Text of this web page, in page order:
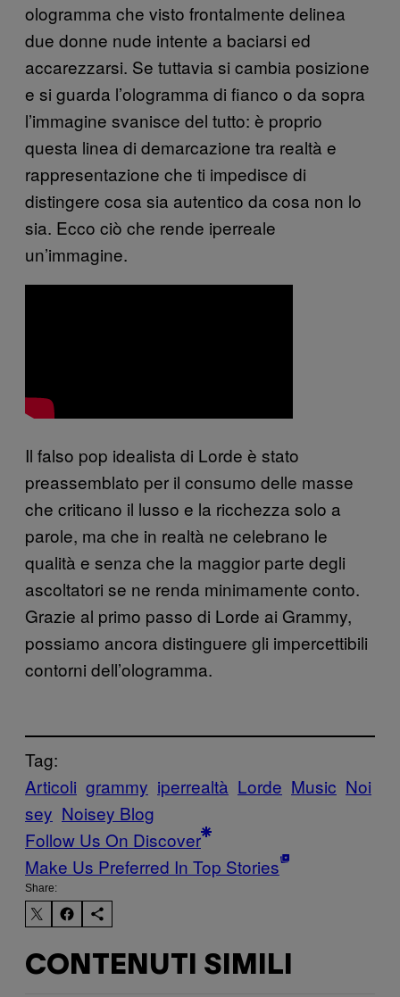
ologramma che visto frontalmente delinea
due donne nude intente a baciarsi ed
accarezzarsi. Se tuttavia si cambia posizione
e si guarda l’ologramma di fianco o da sopra
l’immagine svanisce del tutto: è proprio
questa linea di demarcazione tra realtà e
rappresentazione che ti impedisce di
distingere cosa sia autentico da cosa non lo
sia. Ecco ciò che rende iperreale
un’immagine.
Il falso pop idealista di Lorde è stato
preassemblato per il consumo delle masse
che criticano il lusso e la ricchezza solo a
parole, ma che in realtà ne celebrano le
qualità e senza che la maggior parte degli
ascoltatori se ne renda minimamente conto.
Grazie al primo passo di Lorde ai Grammy,
possiamo ancora distinguere gli impercettibili
contorni dell’ologramma.
Tag:
Articoli grammy iperrealtà Lorde Music Noi
sey Noisey Blog
Follow Us On Discover
Make Us Preferred In Top Stories
Share:
CONTENUTI SIMILI